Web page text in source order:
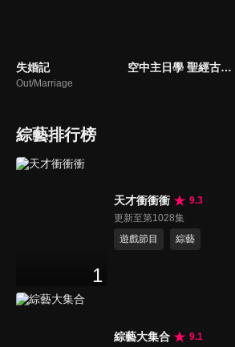
失婚記
Out/Marriage
空中主日學 聖經古事今談
綜藝排行榜
1
天才衝衝衝
9.3
更新至第1028集
遊戲節目
綜藝
綜藝大集合
9.1